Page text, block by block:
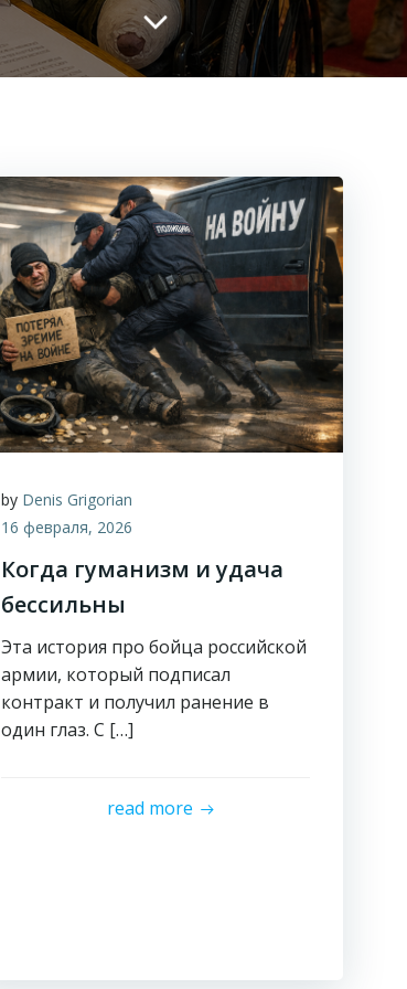
by Denis Grigorian
16 февраля, 2026
Когда гуманизм и удача
бессильны
Эта история про бойца российской
армии, который подписал
контракт и получил ранение в
один глаз. С […]
read more